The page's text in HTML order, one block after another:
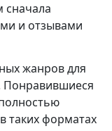
сначала
и отзывами
жанров для
Понравившиеся
таких форматах